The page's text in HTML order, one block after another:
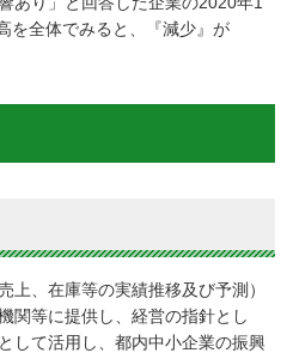
を全体でみると、『減少』が
上、在庫等の実績推移及び予測）
関等に提供し、経営の指針とし
して活用し、都内中小企業の振興